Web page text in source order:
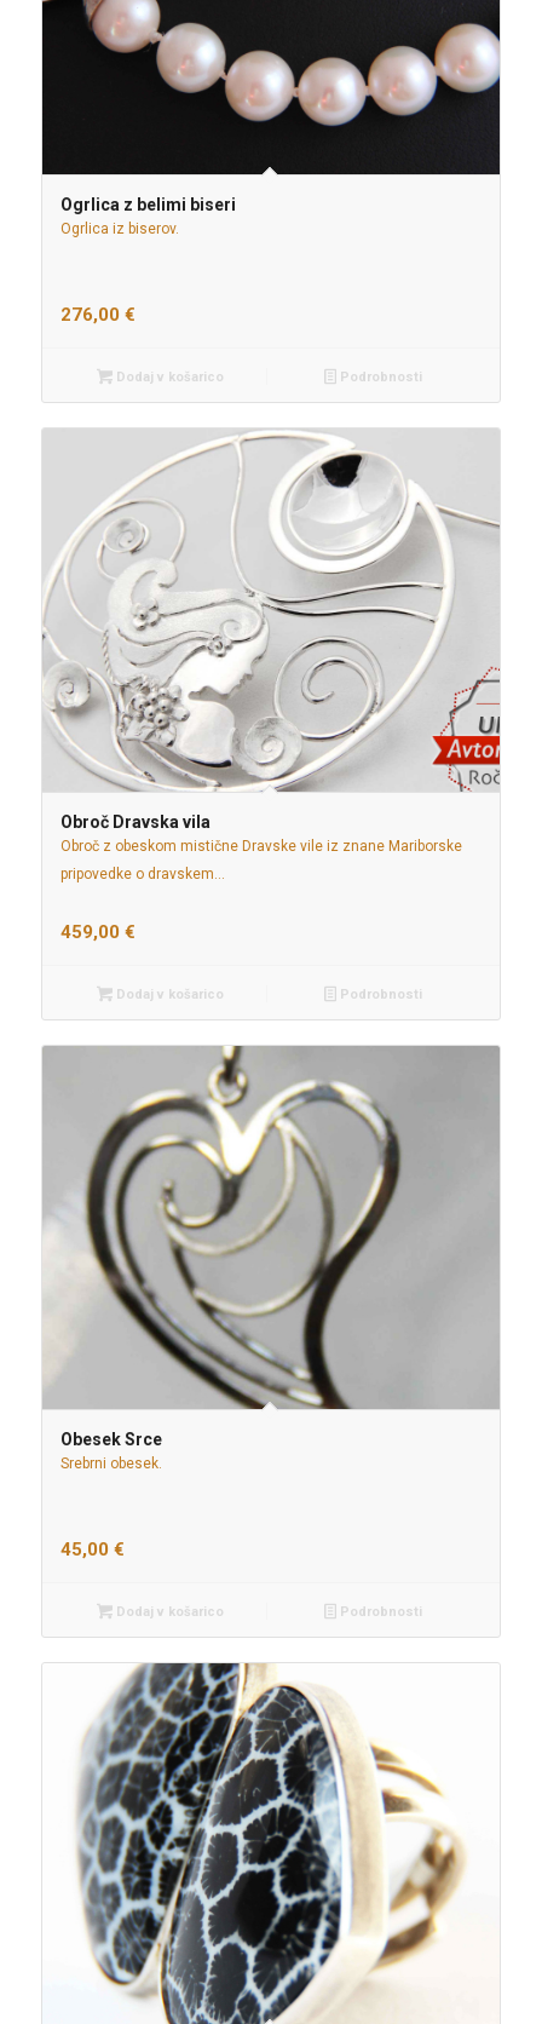
Ogrlica z belimi biseri
Ogrlica iz biserov.
276,00 €
Dodaj v košarico Podrobnosti
Obroč Dravska vila
Obroč z obeskom mistične Dravske vile iz znane Mariborske
pripovedke o dravskem…
459,00 €
Dodaj v košarico Podrobnosti
Obesek Srce
Srebrni obesek.
45,00 €
Dodaj v košarico Podrobnosti